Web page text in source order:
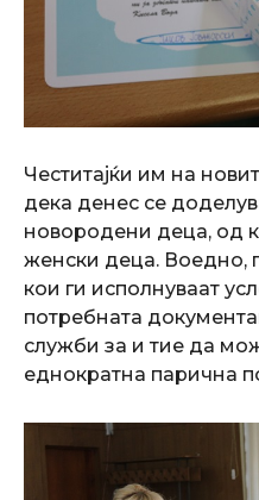
Честитајќи им на
дека денес се
новородени деца, од
женски деца. Воедно,
кои ги исполнуваат
потребната
служби за и тие да
еднократна парична